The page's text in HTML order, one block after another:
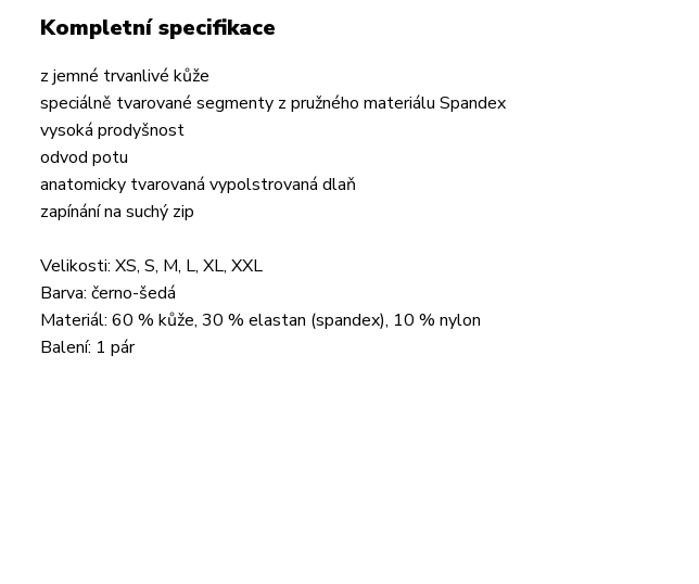
Kompletní specifikace
z jemné trvanlivé kůže
speciálně tvarované segmenty z pružného materiálu Spandex
vysoká prodyšnost
odvod potu
anatomicky tvarovaná vypolstrovaná dlaň
zapínání na suchý zip
Velikosti: XS, S, M, L, XL, XXL
Barva: černo-šedá
Materiál: 60 % kůže, 30 % elastan (spandex), 10 % nylon
Balení: 1 pár